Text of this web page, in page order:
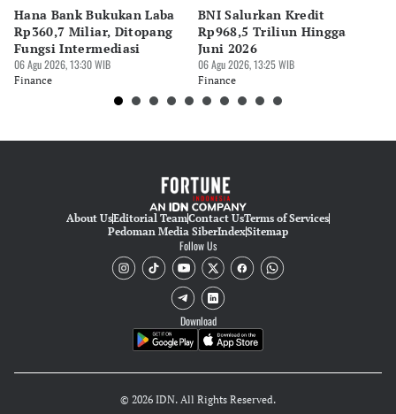
Hana Bank Bukukan Laba
Rp360,7 Miliar, Ditopang
Fungsi Intermediasi
06 Agu 2026, 13:30 WIB
Finance
BNI Salurkan Kredit
Rp968,5 Triliun Hingga
Juni 2026
06 Agu 2026, 13:25 WIB
Finance
About UsEditorial TeamContact UsTerms of Services
Pedoman Media SiberIndexSitemap
Follow Us
Download
© 2026 IDN. All Rights Reserved.